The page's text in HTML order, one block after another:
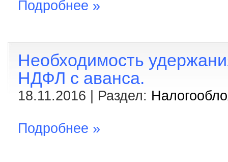
Подробнее »
Необходимость
НДФЛ с аванса.
18.11.2016 | Раздел:
Подробнее »